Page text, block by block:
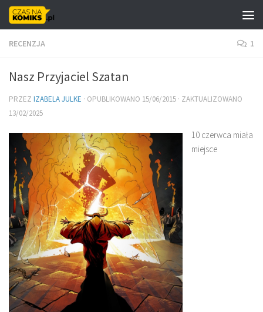
Skip to content
RECENZJA 1
Nasz Przyjaciel Szatan
PRZEZ IZABELA JULKE · OPUBLIKOWANO 15/06/2015 · ZAKTUALIZOWANO
13/02/2025
10 czerwca miała
miejsce